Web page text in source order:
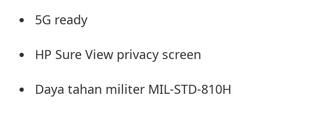
5G ready
HP Sure View privacy screen
Daya tahan militer MIL-STD-810H